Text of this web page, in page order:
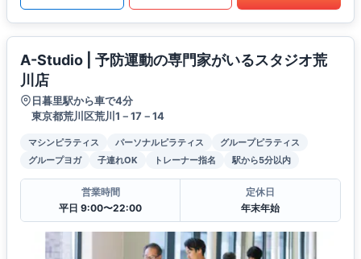
A-Studio | 予防運動の専門家がいるスタジオ荒
川店
日暮里駅から車で4分
東京都荒川区荒川1－17－14
マシンピラティス パーソナルピラティス
グループピラティス
グループヨガ
子連れOK トレーナー指名 駅から5分以内
営業時間
平日 9:00〜22:00
定休日
年末年始